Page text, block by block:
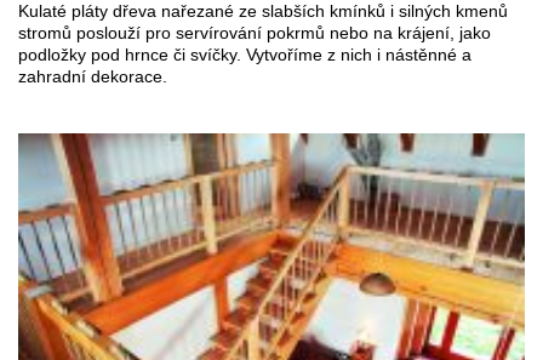
Kulaté pláty dřeva nařezané ze slabších kmínků i silných kmenů
stromů poslouží pro servírování pokrmů nebo na krájení, jako
podložky pod hrnce či svíčky. Vytvoříme z nich i nástěnné a
zahradní dekorace.